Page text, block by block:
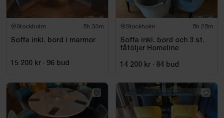
Stockholm 5h 33m
Soffa inkl. bord i marmor
15 200 kr · 96 bud
Stockholm 5h 25m
Soffa inkl. bord och 3 st.
fåtöljer Homeline
14 200 kr · 84 bud